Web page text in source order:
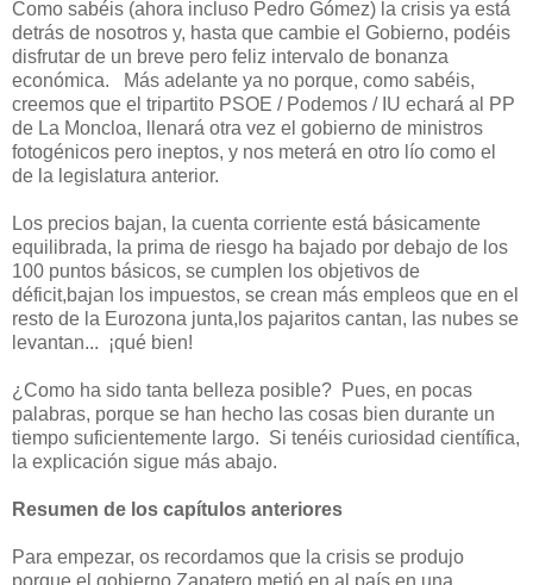
Como sabéis (ahora incluso Pedro Gómez) la crisis ya está
detrás de nosotros y, hasta que cambie el Gobierno, podéis
disfrutar de un breve pero feliz intervalo de bonanza
económica. Más adelante ya no porque, como sabéis,
creemos que el tripartito PSOE / Podemos / IU echará al PP
de La Moncloa, llenará otra vez el gobierno de ministros
fotogénicos pero ineptos, y nos meterá en otro lío como el
de la legislatura anterior.
Los precios bajan, la cuenta corriente está básicamente
equilibrada, la prima de riesgo ha bajado por debajo de los
100 puntos básicos, se cumplen los objetivos de
déficit,bajan los impuestos, se crean más empleos que en el
resto de la Eurozona junta,los pajaritos cantan, las nubes se
levantan... ¡qué bien!
¿Como ha sido tanta belleza posible? Pues, en pocas
palabras, porque se han hecho las cosas bien durante un
tiempo suficientemente largo. Si tenéis curiosidad científica,
la explicación sigue más abajo.
Resumen de los capítulos anteriores
Para empezar, os recordamos que la crisis se produjo